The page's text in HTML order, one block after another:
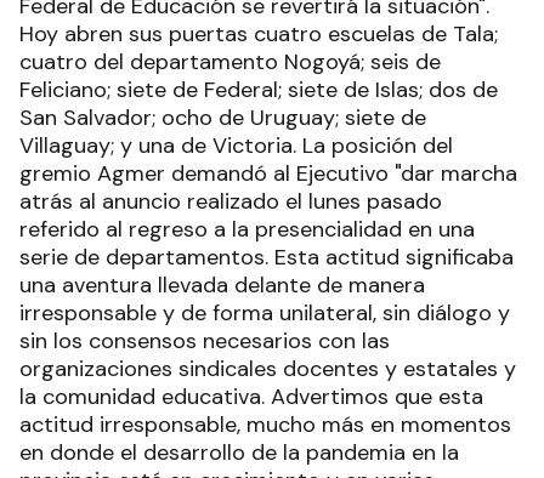
Hoy abren sus puertas cuatro escuelas de Tala;
cuatro del departamento Nogoyá; seis de
Feliciano; siete de Federal; siete de Islas; dos de
San Salvador; ocho de Uruguay; siete de
Villaguay; y una de Victoria. La posición del
gremio Agmer demandó al Ejecutivo "dar marcha
atrás al anuncio realizado el lunes pasado
referido al regreso a la presencialidad en una
serie de departamentos. Esta actitud significaba
una aventura llevada delante de manera
irresponsable y de forma unilateral, sin diálogo y
sin los consensos necesarios con las
organizaciones sindicales docentes y estatales y
la comunidad educativa. Advertimos que esta
actitud irresponsable, mucho más en momentos
en donde el desarrollo de la pandemia en la